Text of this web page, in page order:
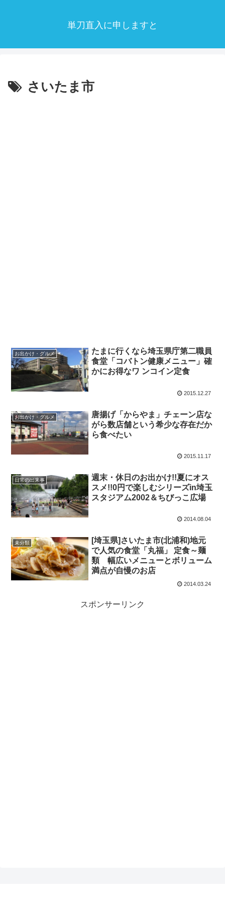
単刀直入に申しますと
さいたま市
お出かけ・グルメ
たまに行くなら埼玉県庁第二職員
食堂「コバトン健康メニュー」確
かにお得なワ ンコイン定食
2015.12.27
お出かけ・グルメ
唐揚げ「からやま」チェーン店な
がら数店舗という希少な存在だか
ら食べたい
2015.11.17
日常の出来事
週末・休日のお出かけ!!夏にオス
スメ!!0円で楽しむシリーズin埼玉
スタジアム2002＆ちびっこ広場
2014.08.04
未分類
[埼玉県]さいたま市(北浦和)地元
で人気の食堂「丸福」 定食～麺
類 幅広いメニューとボリューム
満点が自慢のお店
2014.03.24
スポンサーリンク